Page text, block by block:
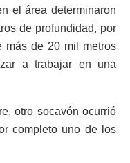
el área determinaron
de profundidad, por
más de 20 mil metros
a trabajar en una
otro socavón ocurrió
completo uno de los